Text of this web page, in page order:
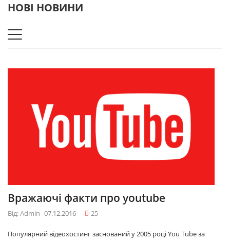
НОВІ НОВИНИ
Вражаючі факти про youtube
Від: Admin 07.12.2016 25
Популярний відеохостинг заснований у 2005 році You Tube за